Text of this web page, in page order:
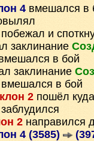
4 вмешался в
побежал и
заклинание
в бой
заклинание
вмешался в бой
2 пошёл
заблудился
2 направился
4 (3585)